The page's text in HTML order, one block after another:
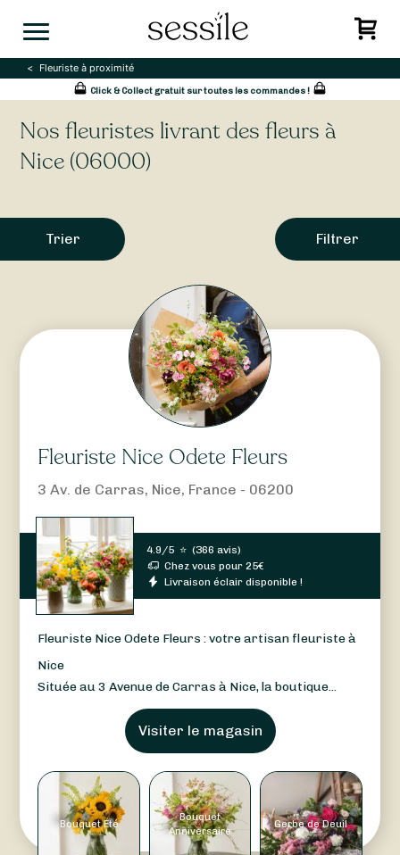
Fleuriste à proximité
Click & Collect gratuit sur toutes les commandes !
Nos fleuristes livrant des fleurs à
Nice (06000)
Trier Filtrer
Fleuriste Nice Odete Fleurs
3 Av. de Carras, Nice, France - 06200
4.9/5 ⭐ (366 avis)
Chez vous pour25€
Livraison éclair disponible !
Fleuriste Nice Odete Fleurs : votre artisan fleuriste à
Nice
Située au 3 Avenue de Carras à Nice, la boutique...
Visiter le magasin
Bouquet Été
Bouquet
Anniversaire
Gerbe de Deuil